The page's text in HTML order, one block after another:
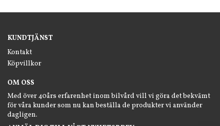
KUNDTJÄNST
Kontakt
Köpvillkor
OM OSS
Med över 40års erfarenhet inom bilvård vill vi göra det bekvämt
för våra kunder som nu kan beställa de produkter vi använder
dagligen.